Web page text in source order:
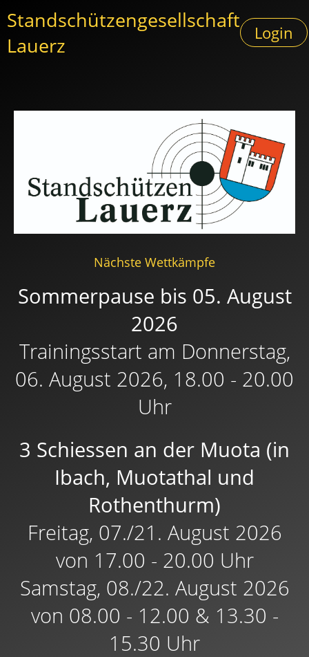
Standschützengesellschaft
Lauerz
Login
Nächste Wettkämpfe
Sommerpause bis 05. August
2026
Trainingsstart am Donnerstag,
06. August 2026, 18.00 - 20.00
Uhr
3 Schiessen an der Muota (in
Ibach, Muotathal und
Rothenthurm)
Freitag, 07./21. August 2026
von 17.00 - 20.00 Uhr
Samstag, 08./22. August 2026
von 08.00 - 12.00 & 13.30 -
15.30 Uhr